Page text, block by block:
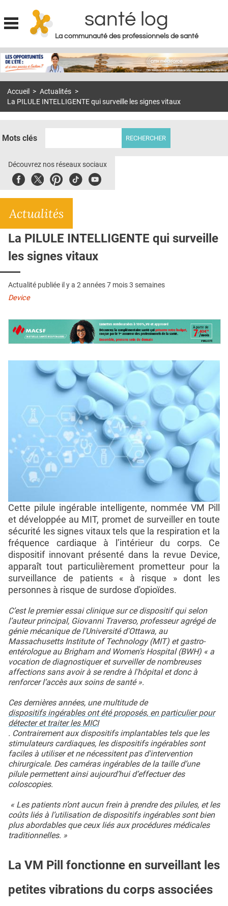
Jump to navigation
santé log
La communauté des professionnels de santé
MON COMPTE
S'ABONNER À LA REVUE SOIN À DOMICILE
DOSSIERS
E-REVUE SAD
L'APP
QUI SOMMES-NOUS ?
PUBLICITÉ
CONDITIONS GÉNÉRALES
CONTACT
Accueil > Actualités >
La PILULE INTELLIGENTE qui surveille les signes vitaux
Mots clés
Découvrez nos réseaux sociaux
FacebookTwitterPinterest
TiktokYoubute
Actualités
La PILULE INTELLIGENTE qui surveille
les signes vitaux
Actualité publiée il y a 2 années 7 mois 3 semaines
Device
Cette pilule ingérable intelligente, nommée VM Pill
et développée au MIT, promet de surveiller en toute
sécurité les signes vitaux tels que la respiration et la
fréquence cardiaque à l’intérieur du corps. Ce
dispositif innovant présenté dans la revue Device,
apparaît tout particulièrement prometteur pour la
surveillance de patients « à risque » dont les
personnes à risque de surdose d'opioïdes.
C’est le premier essai clinique sur ce dispositif qui selon
l’auteur principal, Giovanni Traverso, professeur agrégé de
génie mécanique de l'Université d'Ottawa, au
Massachusetts Institute of Technology (MIT) et gastro-
entérologue au Brigham and Women's Hospital (BWH) « a
vocation de diagnostiquer et surveiller de nombreuses
affections sans avoir à se rendre à l'hôpital et donc à
renforcer l’accès aux soins de santé ».
Ces dernières années, une multitude de
dispositifs ingérables ont été proposés, en particulier pour
détecter et traiter les MICI
. Contrairement aux dispositifs implantables tels que les
stimulateurs cardiaques, les dispositifs ingérables sont
faciles à utiliser et ne nécessitent pas d'intervention
chirurgicale. Des caméras ingérables de la taille d’une
pilule permettent ainsi aujourd’hui d’effectuer des
coloscopies.
« Les patients n’ont aucun frein à prendre des pilules, et les
coûts liés à l’utilisation de dispositifs ingérables sont bien
plus abordables que ceux liés aux procédures médicales
traditionnelles. »
La VM Pill fonctionne en surveillant les
petites vibrations du corps associées